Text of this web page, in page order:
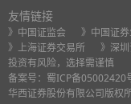
友情链接
》中国证监会
》中国证
》上海证券交易所
》深
投资有风险，选择需谨慎
备案号： 蜀ICP备05002420
华西证券股份有限公司版权